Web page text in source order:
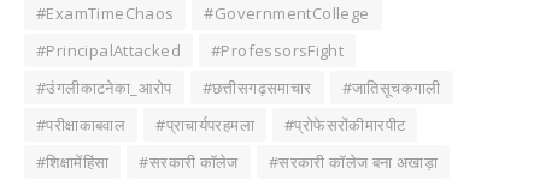
#ExamTimeChaos
#GovernmentCollege
#PrincipalAttacked
#ProfessorsFight
#उंगलीकाटनेका_आरोप
#छत्तीसगढ़समाचार
#जातिसूचकगाली
#परीक्षाकाबवाल
#प्राचार्यपरहमला
#प्रोफेसरोंकीमारपीट
#शिक्षामेंहिंसा
#सरकारी कॉलेज
#सरकारी कॉलेज बना अखाड़ा